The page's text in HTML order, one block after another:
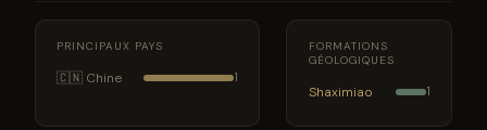
PRINCIPAUX PAYS
🇨🇳 Chine 1
FORMATIONS
GÉOLOGIQUES
Shaximiao 1